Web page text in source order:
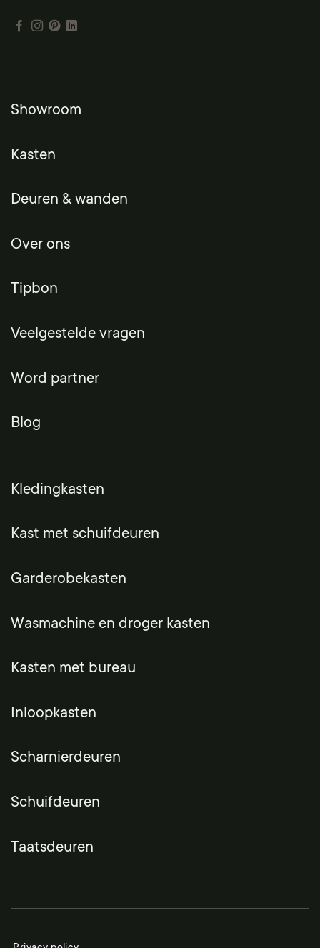
Showroom
Kasten
Deuren & wanden
Over ons
Tipbon
Veelgestelde vragen
Word partner
Blog
Kledingkasten
Kast met schuifdeuren
Garderobekasten
Wasmachine en droger kasten
Kasten met bureau
Inloopkasten
Scharnierdeuren
Schuifdeuren
Taatsdeuren